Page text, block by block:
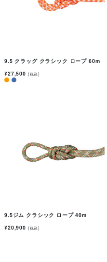
9.5 クラッグ クラシック ロープ 60m
¥27,500 (税込)
9.5ジム クラシック ロープ 40m
¥20,900 (税込)